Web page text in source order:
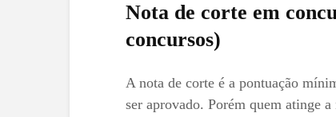
Nota de corte em
concursos)
A nota de corte é a pontuação
ser aprovado. Porém quem atinge